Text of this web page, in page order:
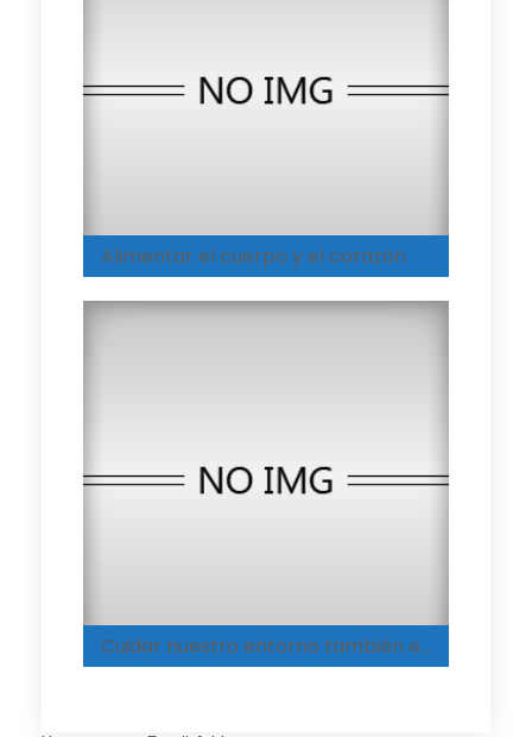
Alimentar el cuerpo y el corazón
Cuidar nuestro entorno también es aprender a amar